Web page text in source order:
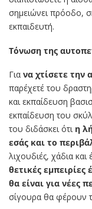
σημειώνει πρόοδο,
εκπαιδευτή.
Τόνωση της
Για να χτίσετε την
παρέχετέ του
και εκπαίδευση
εκπαίδευση του
του διδάσκει ότι η
εσάς και το
λιχουδιές, χάδια
θετικές
θα είναι για νέες
σίγουρα θα φέρουν